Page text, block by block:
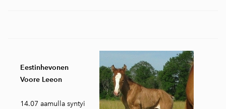
Eestinhevonen
Voore Leeon
14.07 aamulla syntyi